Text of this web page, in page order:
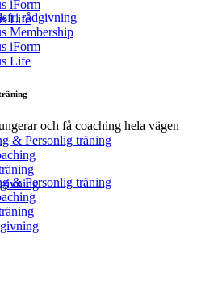
iForm
Liferådgivning
Membership
iForm
Life
och få coaching hela vägen
& Personlig träning
& Personlig träning